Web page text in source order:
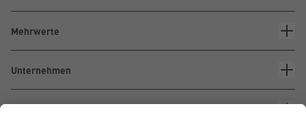
Mehrwerte
Unternehmen